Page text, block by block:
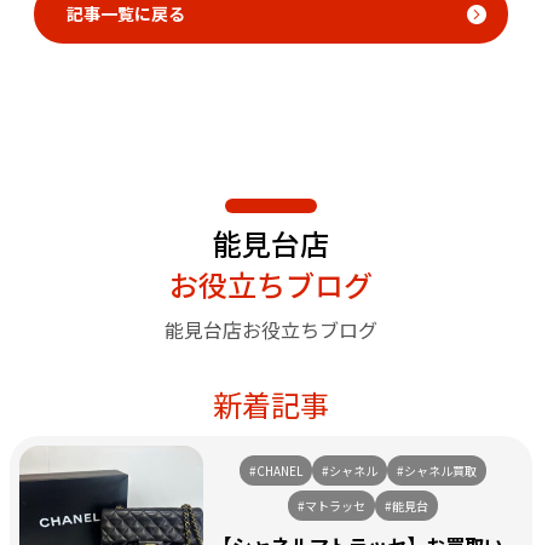
記事一覧に戻る
能見台店
お役立ちブログ
能見台店お役立ちブログ
新着記事
#CHANEL #シャネル
#シャネル買取
#マトラッセ
#能見台